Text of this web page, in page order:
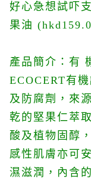
好心急想試吓
果油
產品簡介： 有
ECOCERT有
及防腐劑，來
乾的堅果仁萃
酸及植物固醇
感性肌膚亦可
濕滋潤，內含